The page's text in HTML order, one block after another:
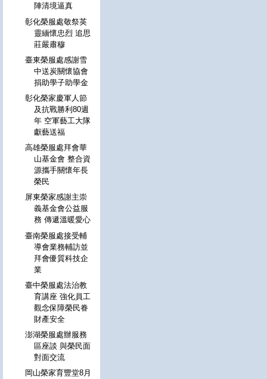
陣清境逼真
彰化榮服處敬祭英
靈緬懷忠烈 追思
莊嚴肅穆
臺東榮服處感謝雪
中送炭關懷協會
捐助學子助學金
彰化榮家慶軍人節
及抗戰勝利80週
年 空軍藝工大隊
獻藝送福
高雄榮服處拜會華
山基金會 整合資
源攜手關懷年長
榮民
屏東榮家感謝主崇
義基金會公益服
務 傳遞溫暖愛心
臺南榮服處接受輔
導會業務輔訪並
拜會優質科技企
業
臺中榮服處法治教
育講座 強化員工
觀念保障榮民眷
財產安全
澎湖榮服處辦服務
區座談 與榮民面
對面交流
岡山榮家育豐堂8月